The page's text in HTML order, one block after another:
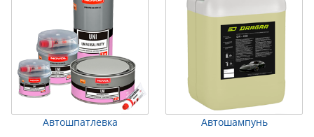
Автошпатлевка Автошампунь